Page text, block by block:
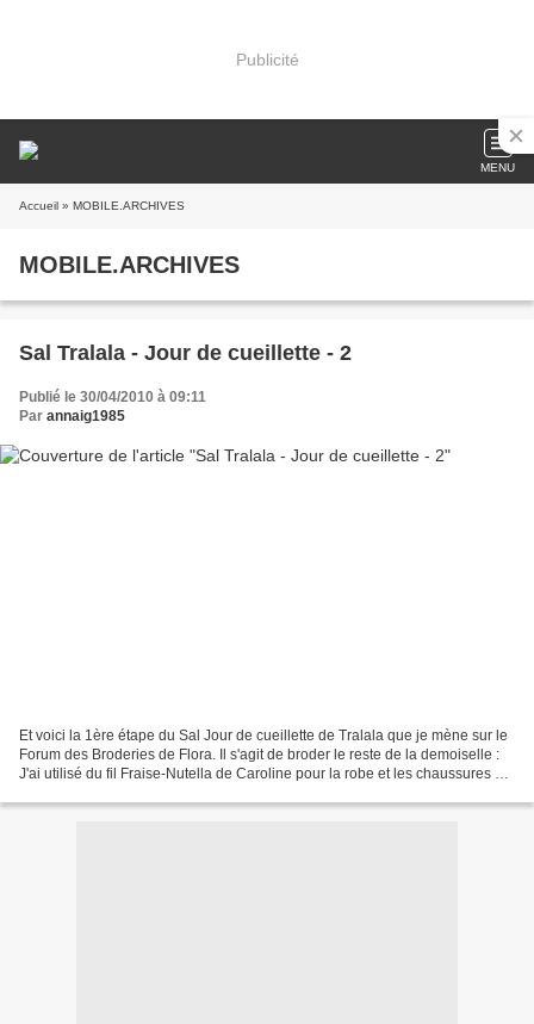
Publicité
MENU
Accueil » MOBILE.ARCHIVES
MOBILE.ARCHIVES
Sal Tralala - Jour de cueillette - 2
Publié le 30/04/2010 à 09:11
Par annaig1985
Et voici la 1ère étape du Sal Jour de cueillette de Tralala que je mène sur le
Forum des Broderies de Flora. Il s'agit de broder le reste de la demoiselle :
J'ai utilisé du fil Fraise-Nutella de Caroline pour la robe et les chaussures de